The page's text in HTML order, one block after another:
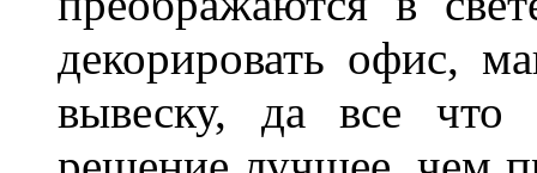
декорировать офис,
вывеску, да все